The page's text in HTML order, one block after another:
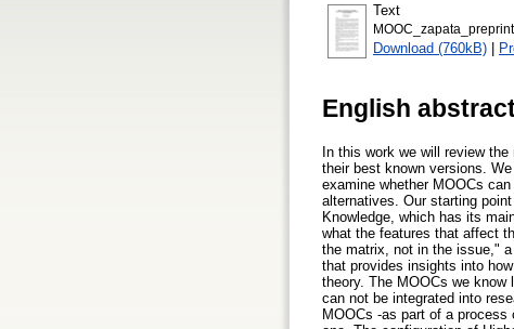
Text
Download (760kB) |
English
In this work we will review
their best known versions.
examine whether MOOCs
alternatives. Our starting
Knowledge, which has its
what the features that affect
the matrix, not in the issue,"
that provides insights into
theory. The MOOCs we
can not be integrated into
MOOCs -as part of a